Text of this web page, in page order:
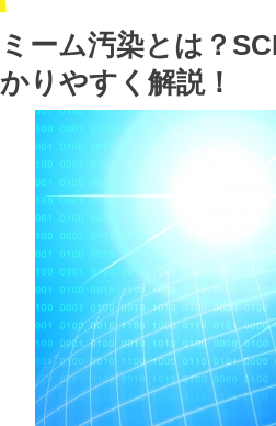
ミーム汚染とは？
かりやすく解説！